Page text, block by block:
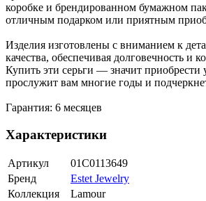
коробке и брендированном бумажном
отличным подарком или приятным
Изделия изготовлены с вниманием к
качества, обеспечивая долговечность и
Купить эти серьги — значит приобрести
прослужит вам многие годы и
Гарантия: 6 месяцев
Характеристики
Артикул
01С0113649
Бренд
Estet Jewelry
Коллекция
Lamour